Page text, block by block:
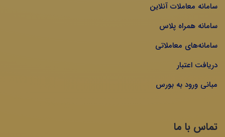
سامانه معاملات آنلاین
سامانه همراه پلاس
سامانه‌های معاملاتی
دریافت اعتبار
مبانی ورود به بورس
تماس با ما